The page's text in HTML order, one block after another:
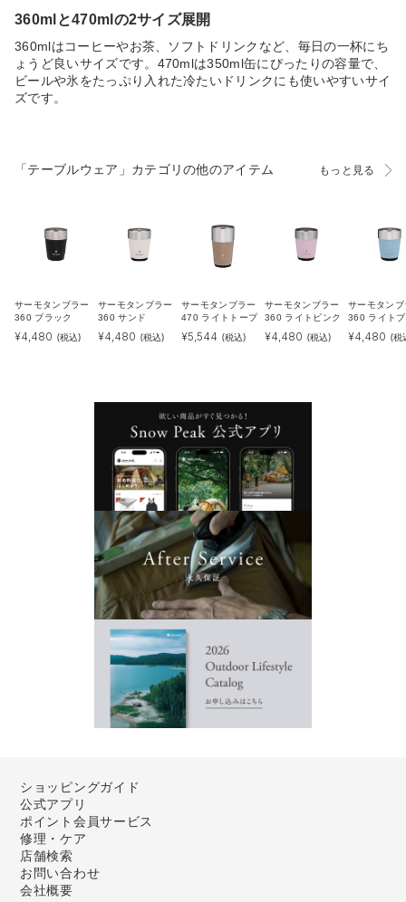
360mlと470mlの2サイズ展開
360mlはコーヒーやお茶、ソフトドリンクなど、毎日の一杯にち
ょうど良いサイズです。470mlは350ml缶にぴったりの容量で、
ビールや氷をたっぷり入れた冷たいドリンクにも使いやすいサイ
ズです。
「テーブルウェア」カテゴリの他のアイテム もっと見る
サーモタンブラー
360 ブラック
¥4,480 (税込)
サーモタンブラー
360 サンド
¥4,480 (税込)
サーモタンブラー
470 ライトトープ
¥5,544 (税込)
サーモタンブラー
360 ライトピンク
¥4,480 (税込)
サーモタンブ
360 ライト
¥4,480 (税
ショッピングガイド
公式アプリ
ポイント会員サービス
修理・ケア
店舗検索
お問い合わせ
会社概要